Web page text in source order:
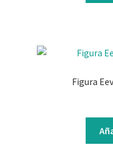
Figura